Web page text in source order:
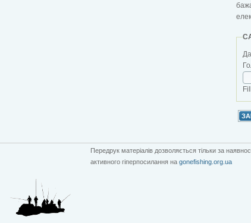
Передрук матеріалів дозволяється тільки за
активного гіперпосилання на gonefishing.org.ua